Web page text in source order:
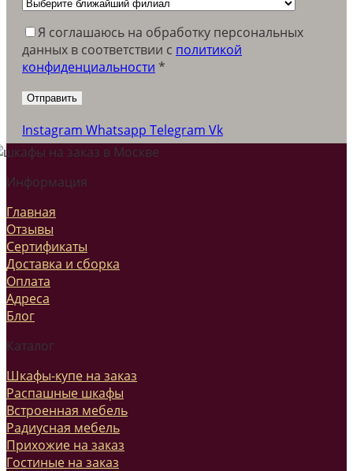
Я соглашаюсь на обработку персональных
данных в соответствии c политикой
конфиденциальности *
Instagram Whatsapp Telegram Vk
Информация
Главная
Отзывы
Сертификаты
Доставка и сборка
Оплата
Адреса
Блог
Каталог
Шкафы-купе на заказ
Распашные шкафы
Встроенная мебель
Радиусная мебель
Прихожие на заказ
Гостиные на заказ